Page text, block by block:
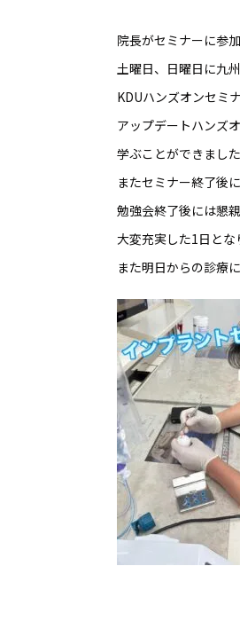
院長がセミナーに参
土曜日、日曜日に九
KDUハンズオンセミ
アップデートハンズ
学ぶことができまし
またセミナー終了後
勉強会終了後には懇
大変充実した1日とな
また明日からの診療